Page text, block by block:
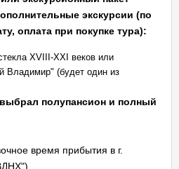
экскурсии (по
оплата при покупке тура):
XVIII-XXI веков или
Владимир" (будет один из
полупансион и полный
время прибытия в г.